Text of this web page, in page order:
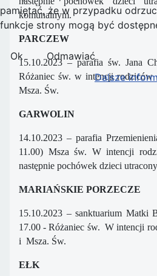
komunalnym.
PARCZEW
15.10.2023 – parafia św. Jana
Różaniec św. w intencji rodziców
Msza. Św.
GARWOLIN
14.10.2023 – parafia
11.00) Msza św. W intencji
następnie pochówek dzieci
MARIAŃSKIE PORZECZE
15.10.2023 – sanktuarium Matki
17.00 - Różaniec św. W intencji
i Msza. Św.
EŁK
pamiętać, że w przypadku
funkcje strony mogą być
Ok
Odmawiać
Dalsze